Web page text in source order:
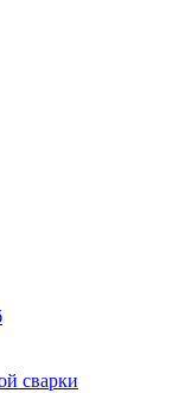
сварки